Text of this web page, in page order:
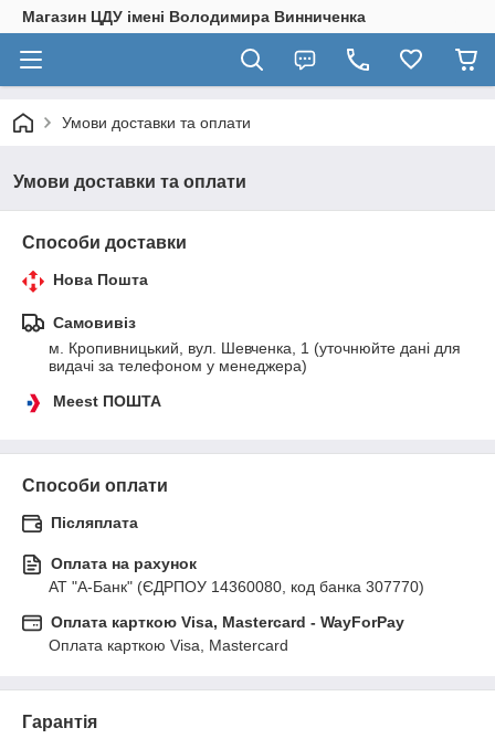
Магазин ЦДУ імені Володимира Винниченка
Умови доставки та оплати
Умови доставки та оплати
Способи доставки
Нова Пошта
Самовивіз
м. Кропивницький, вул. Шевченка, 1 (уточнюйте дані для
видачі за телефоном у менеджера)
Meest ПОШТА
Способи оплати
Післяплата
Оплата на рахунок
АТ "А-Банк" (ЄДРПОУ 14360080, код банка 307770)
Оплата карткою Visa, Mastercard - WayForPay
Оплата карткою Visa, Mastercard
Гарантія